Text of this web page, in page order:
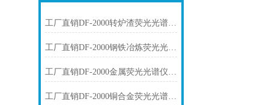
工厂直销DF-2000转炉渣荧光光谱仪技术参数
工厂直销DF-2000钢铁冶炼荧光光谱仪技术参数
工厂直销DF-2000金属荧光光谱仪技术参数
工厂直销DF-2000铜合金荧光光谱仪技术参数